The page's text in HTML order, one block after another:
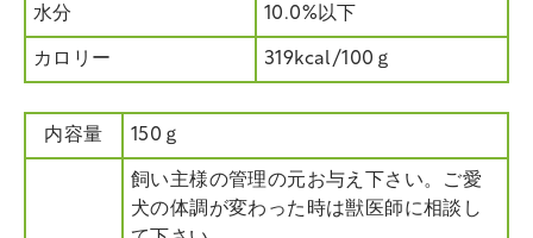
水分 10.0%以下
カロリー 319kcal/100ｇ
内容量 150ｇ
飼い主様の管理の元お与え下さい。ご愛
犬の体調が変わった時は獣医師に相談し